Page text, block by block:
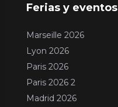
Ferias y eventos
Marseille 2026
Lyon 2026
Paris 2026
Paris 2026 2
Madrid 2026